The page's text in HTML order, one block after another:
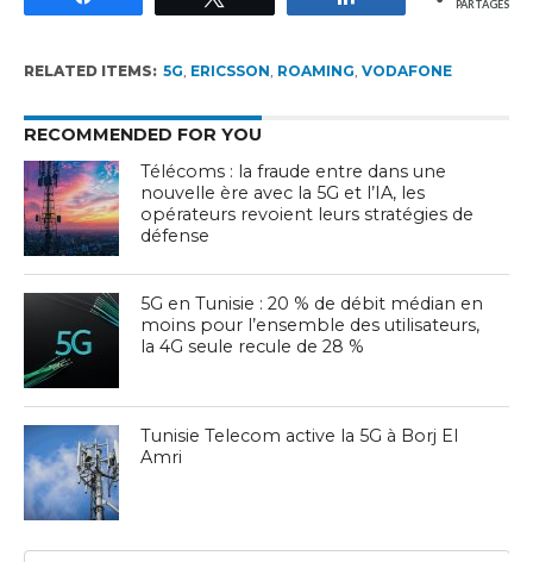
PARTAGES
RELATED ITEMS: 5G ERICSSON ROAMING VODAFONE
RECOMMENDED FOR YOU
Télécoms : la fraude entre dans une
nouvelle ère avec la 5G et l’IA, les
opérateurs revoient leurs stratégies de
défense
5G en Tunisie : 20 % de débit médian en
moins pour l’ensemble des utilisateurs,
la 4G seule recule de 28 %
Tunisie Telecom active la 5G à Borj El
Amri